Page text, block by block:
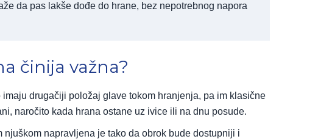
da pas lakše dođe do hrane, bez nepotrebnog napora
činija važna?
imaju drugačiji položaj glave tokom hranjenja, pa im klasične
naročito kada hrana ostane uz ivice ili na dnu posude.
njuškom napravljena je tako da obrok bude dostupniji i